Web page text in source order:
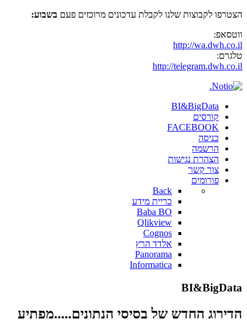
הצטרפו לקבוצות שלנו לקבלת עדכונים מרוכזים פעם בשבוע:
ווטסאפ:
http://wa.dwh.co.il
טלגרם:
http://telegram.dwh.co.il
BI&BigData
קורסים
FACEBOOK
כניסה
הרשמה
הצהרת נגישות
צור קשר
פורומים
Back
כריית מידע
Baba BO
Qlikview
Cognos
אלדד הרץ
Panorama
Informatica
BI&BigData
הדירוג החדש של בסיסי הנתונים.....מפתיע